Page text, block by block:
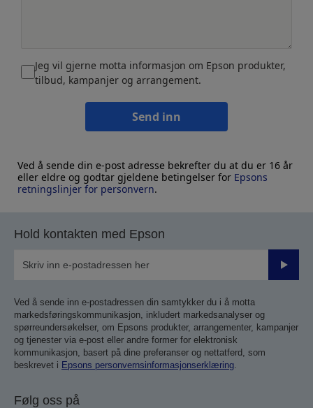
Jeg vil gjerne motta informasjon om Epson produkter,
tilbud, kampanjer og arrangement.
Send inn
Ved å sende din e-post adresse bekrefter du at du er 16 år
eller eldre og godtar gjeldene betingelser for Epsons
retningslinjer for personvern.
Hold kontakten med Epson
Send
Ved å sende inn e-postadressen din samtykker du i å motta
markedsføringskommunikasjon, inkludert markedsanalyser og
spørreundersøkelser, om Epsons produkter, arrangementer, kampanjer
og tjenester via e-post eller andre former for elektronisk
kommunikasjon, basert på dine preferanser og nettatferd, som
beskrevet i Epsons personvernsinformasjonserklæring.
Følg oss på